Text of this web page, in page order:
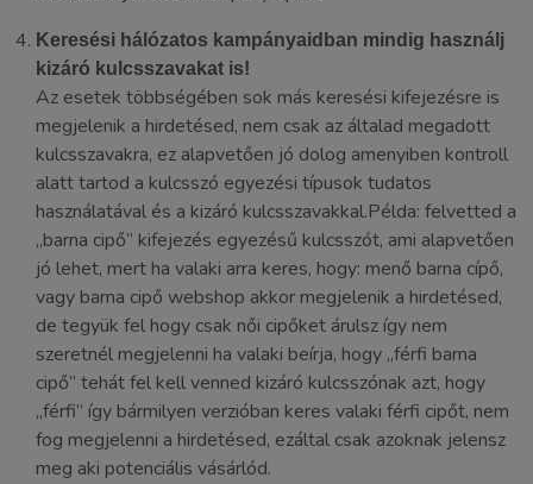
Keresési hálózatos kampányaidban mindig használj
kizáró kulcsszavakat is!
Az esetek többségében sok más keresési kifejezésre is
megjelenik a hirdetésed, nem csak az általad megadott
kulcsszavakra, ez alapvetően jó dolog amenyiben kontroll
alatt tartod a kulcsszó egyezési típusok tudatos
használatával és a kizáró kulcsszavakkal.Példa: felvetted a
„barna cipő” kifejezés egyezésű kulcsszót, ami alapvetően
jó lehet, mert ha valaki arra keres, hogy: menő barna cípő,
vagy barna cipő webshop akkor megjelenik a hirdetésed,
de tegyük fel hogy csak női cipőket árulsz így nem
szeretnél megjelenni ha valaki beírja, hogy „férfi barna
cipő” tehát fel kell venned kizáró kulcsszónak azt, hogy
„férfi” így bármilyen verzióban keres valaki férfi cipőt, nem
fog megjelenni a hirdetésed, ezáltal csak azoknak jelensz
meg aki potenciális vásárlód.